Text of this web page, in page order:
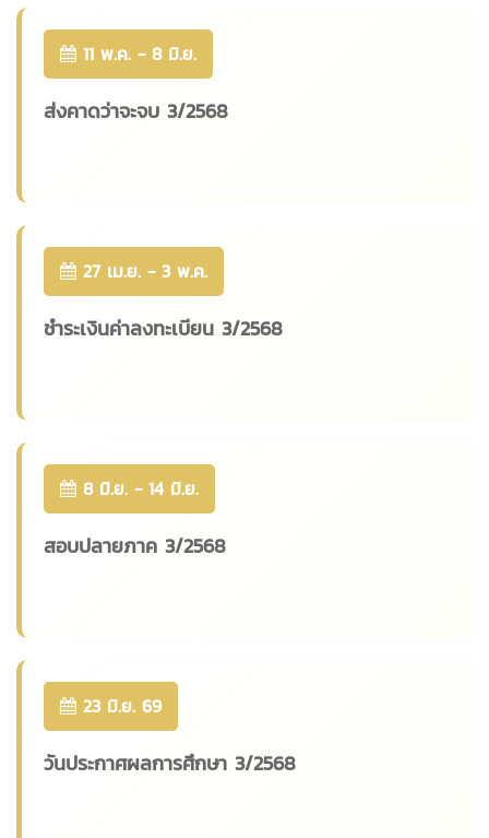
11 พ.ค. - 8 มิ.ย.
ส่งคาดว่าจะจบ 3/2568
27 เม.ย. - 3 พ.ค.
ชำระเงินค่าลงทะเบียน 3/2568
8 มิ.ย. - 14 มิ.ย.
สอบปลายภาค 3/2568
23 มิ.ย. 69
วันประกาศผลการศึกษา 3/2568